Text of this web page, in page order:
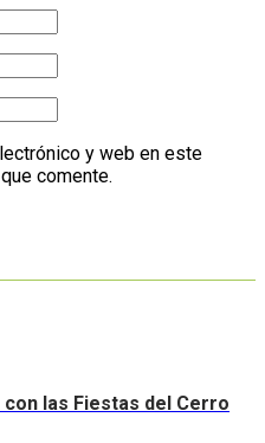
y web en este
comente.
las Fiestas del Cerro